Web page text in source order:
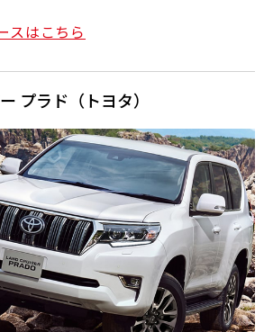
スはこちら
プラド（トヨタ）